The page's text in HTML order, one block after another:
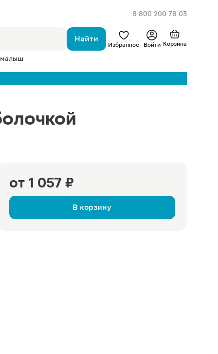
8 800 200 78 03
Найти
Избранное Войти Корзина
от 1 057 ₽
В корзину